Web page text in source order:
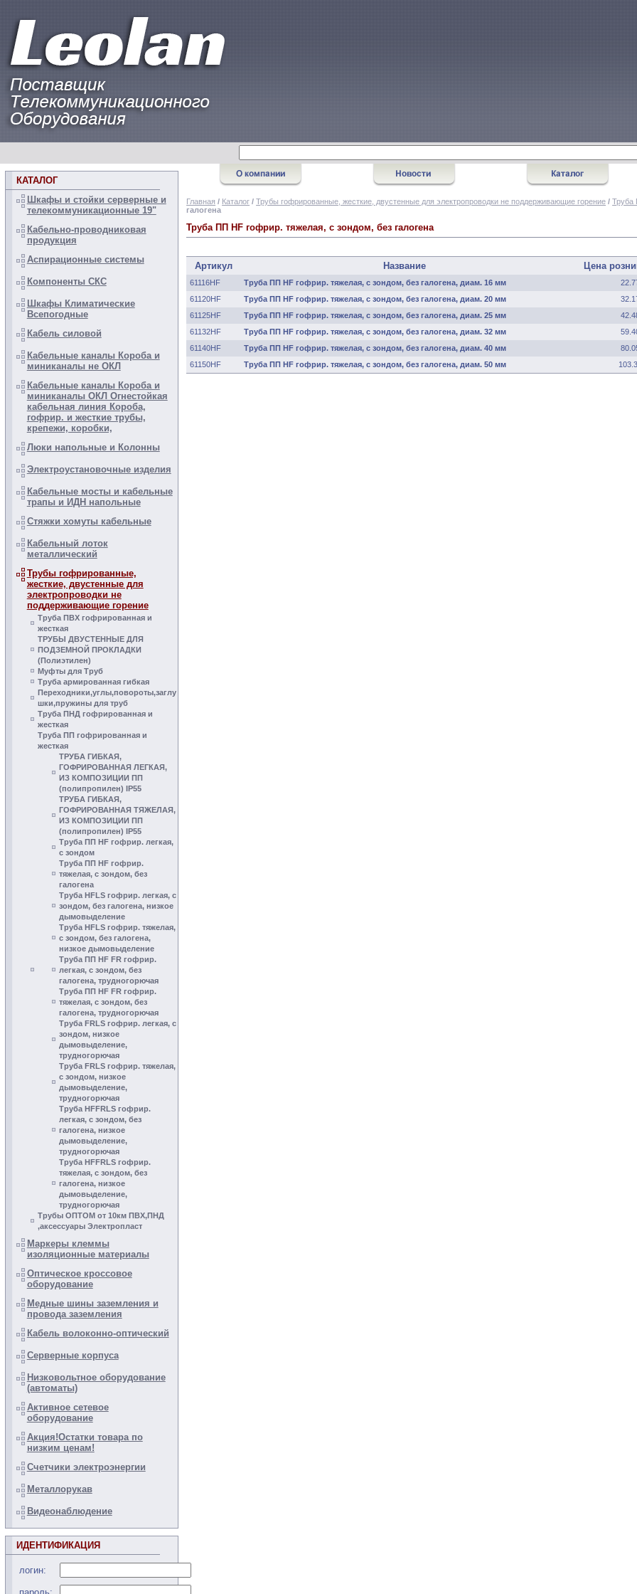
КАТАЛОГ
Шкафы и стойки серверные и
телекоммуникационные 19"
Кабельно-проводниковая
продукция
Аспирационные системы
Компоненты СКС
Шкафы Климатические
Всепогодные
Кабель силовой
Кабельные каналы Короба и
миниканалы не ОКЛ
Кабельные каналы Короба и
миниканалы ОКЛ Огнестойкая
кабельная линия Короба,
гофрир. и жесткие трубы,
крепежи, коробки,
Люки напольные и Колонны
Электроустановочные изделия
Кабельные мосты и кабельные
трапы и ИДН напольные
Стяжки хомуты кабельные
Кабельный лоток
металлический
Трубы гофрированные,
жесткие, двустенные для
электропроводки не
поддерживающие горение
Труба ПВХ гофрированная и
жесткая
ТРУБЫ ДВУСТЕННЫЕ ДЛЯ
ПОДЗЕМНОЙ ПРОКЛАДКИ
(Полиэтилен)
Муфты для Труб
Труба армированная гибкая
Переходники,углы,повороты,заглу
шки,пружины для труб
Труба ПНД гофрированная и
жесткая
Труба ПП гофрированная и
жесткая
ТРУБА ГИБКАЯ,
ГОФРИРОВАННАЯ ЛЕГКАЯ,
ИЗ КОМПОЗИЦИИ ПП
(полипропилен) IP55
ТРУБА ГИБКАЯ,
ГОФРИРОВАННАЯ ТЯЖЕЛАЯ,
ИЗ КОМПОЗИЦИИ ПП
(полипропилен) IP55
Труба ПП HF гофрир. легкая,
с зондом
Труба ПП HF гофрир.
тяжелая, с зондом, без
галогена
Труба HFLS гофрир. легкая, с
зондом, без галогена, низкое
дымовыделение
Труба HFLS гофрир. тяжелая,
с зондом, без галогена,
низкое дымовыделение
Труба ПП HF FR гофрир.
легкая, с зондом, без
галогена, трудногорючая
Труба ПП HF FR гофрир.
тяжелая, с зондом, без
галогена, трудногорючая
Труба FRLS гофрир. легкая, с
зондом, низкое
дымовыделение,
трудногорючая
Труба FRLS гофрир. тяжелая,
с зондом, низкое
дымовыделение,
трудногорючая
Труба HFFRLS гофрир.
легкая, с зондом, без
галогена, низкое
дымовыделение,
трудногорючая
Труба HFFRLS гофрир.
тяжелая, с зондом, без
галогена, низкое
дымовыделение,
трудногорючая
Трубы ОПТОМ от 10км ПВХ,ПНД
,аксессуары Электропласт
Маркеры клеммы
изоляционные материалы
Оптическое кроссовое
оборудование
Медные шины заземления и
провода заземления
Кабель волоконно-оптический
Серверные корпуса
Низковольтное оборудование
(автоматы)
Активное сетевое
оборудование
Акция!Остатки товара по
низким ценам!
Счетчики электроэнергии
Металлорукав
Видеонаблюдение
ИДЕНТИФИКАЦИЯ
логин:
Главная / Каталог /Трубы гофрированные, жесткие, двустенные для электропроводки не поддерживающие горение /Труба
галогена
Труба ПП HF гофрир. тяжелая, с зондом, без галогена
Артикул Название Цена
61116HF Труба ПП HF гофрир. тяжелая, с зондом, без галогена, диам. 16 мм
61120HF
Труба ПП HF гофрир. тяжелая, с зондом, без галогена, диам. 20 мм
61125HF
Труба ПП HF гофрир. тяжелая, с зондом, без галогена, диам. 25 мм
61132HF
Труба ПП HF гофрир. тяжелая, с зондом, без галогена, диам. 32 мм
61140HF
Труба ПП HF гофрир. тяжелая, с зондом, без галогена, диам. 40 мм
61150HF
Труба ПП HF гофрир. тяжелая, с зондом, без галогена, диам. 50 мм